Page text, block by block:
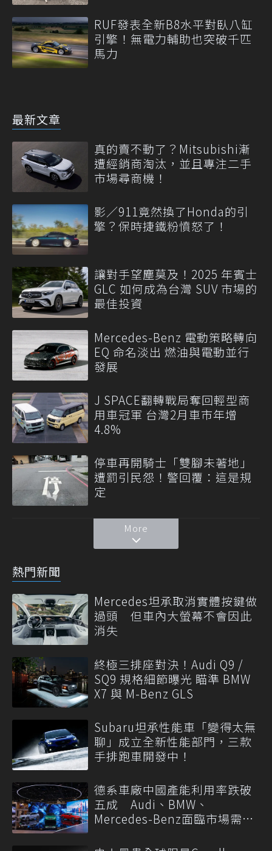
RUF發表全新B8水平對臥八缸
引擎！無電力輔助也突破千匹
馬力
最新文章
真的賣不動了？Mitsubishi漸
遭經銷商淘汰，並且專注二手
市場尋商機！
影／911竟然換了Honda的引
擎？保時捷鐵粉憤怒了！
讓對手望塵莫及！2025 年賓士
GLC 如何成為台灣 SUV 市場的
最佳投資
Mercedes-Benz 電動策略轉向
EQ 命名淡出 燃油與電動並行
發展
J SPACE翻轉戰局奪回輕型商
用車冠軍 台灣2月車市年增
4.8%
停車再開騎士「雙腳未著地」
遭罰引民怨！警回覆：這是規
定
More
熱門新聞
Mercedes坦承取消實體按鍵做
過頭 但車內大螢幕不會因此
消失
終極三排座對決！Audi Q9 /
SQ9 規格細節曝光 瞄準 BMW
X7 與 M-Benz GLS
Subaru坦承性能車「變得太無
聊」成立全新性能部門，三款
手排跑車開發中！
德系車廠中國產能利用率跌破
五成 Audi、BMW、
Mercedes-Benz面臨市場需求